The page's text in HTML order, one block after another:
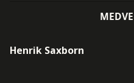
Henrik Saxborn